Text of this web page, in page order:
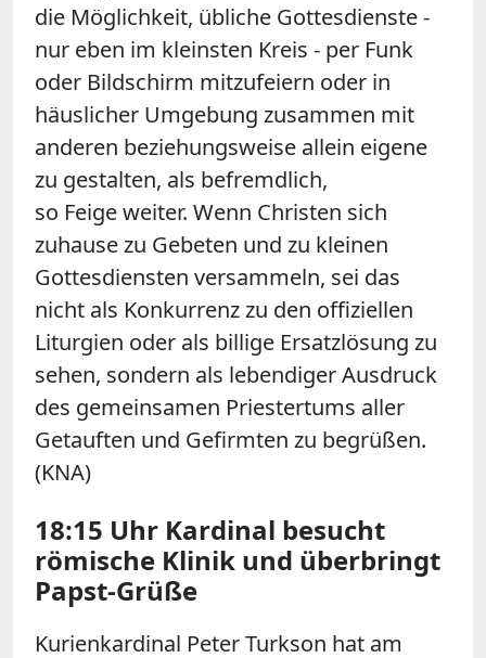
die Möglichkeit, übliche Gottesdienste -
nur eben im kleinsten Kreis - per Funk
oder Bildschirm mitzufeiern oder in
häuslicher Umgebung zusammen mit
anderen beziehungsweise allein eigene
zu gestalten, als befremdlich,
so Feigeweiter. Wenn Christen sich
zuhause zu Gebeten und zu kleinen
Gottesdiensten versammeln, sei das
nicht als Konkurrenz zu den offiziellen
Liturgien oder als billige Ersatzlösung zu
sehen, sondern als lebendiger Ausdruck
des gemeinsamen Priestertums aller
Getauften und Gefirmten zu begrüßen.
(KNA)
18:15 Uhr Kardinal besucht
römische Klinik und überbringt
Papst-Grüße
Kurienkardinal Peter Turkson hat am